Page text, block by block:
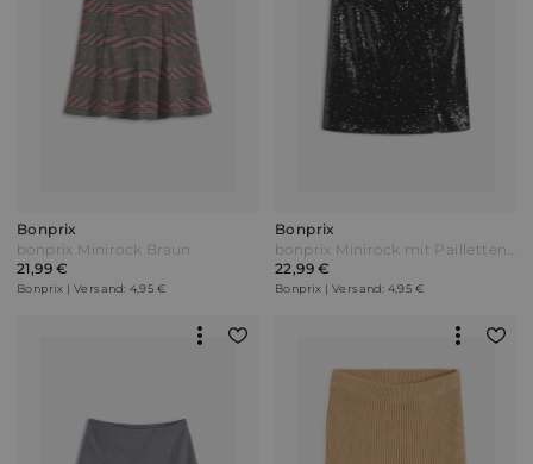
Bonprix
bonprix Minirock Braun
21,99 €
Bonprix | Versand: 4,95 €
Bonprix
bonprix Minirock mit Pailletten Schwarz
22,99 €
Bonprix | Versand: 4,95 €